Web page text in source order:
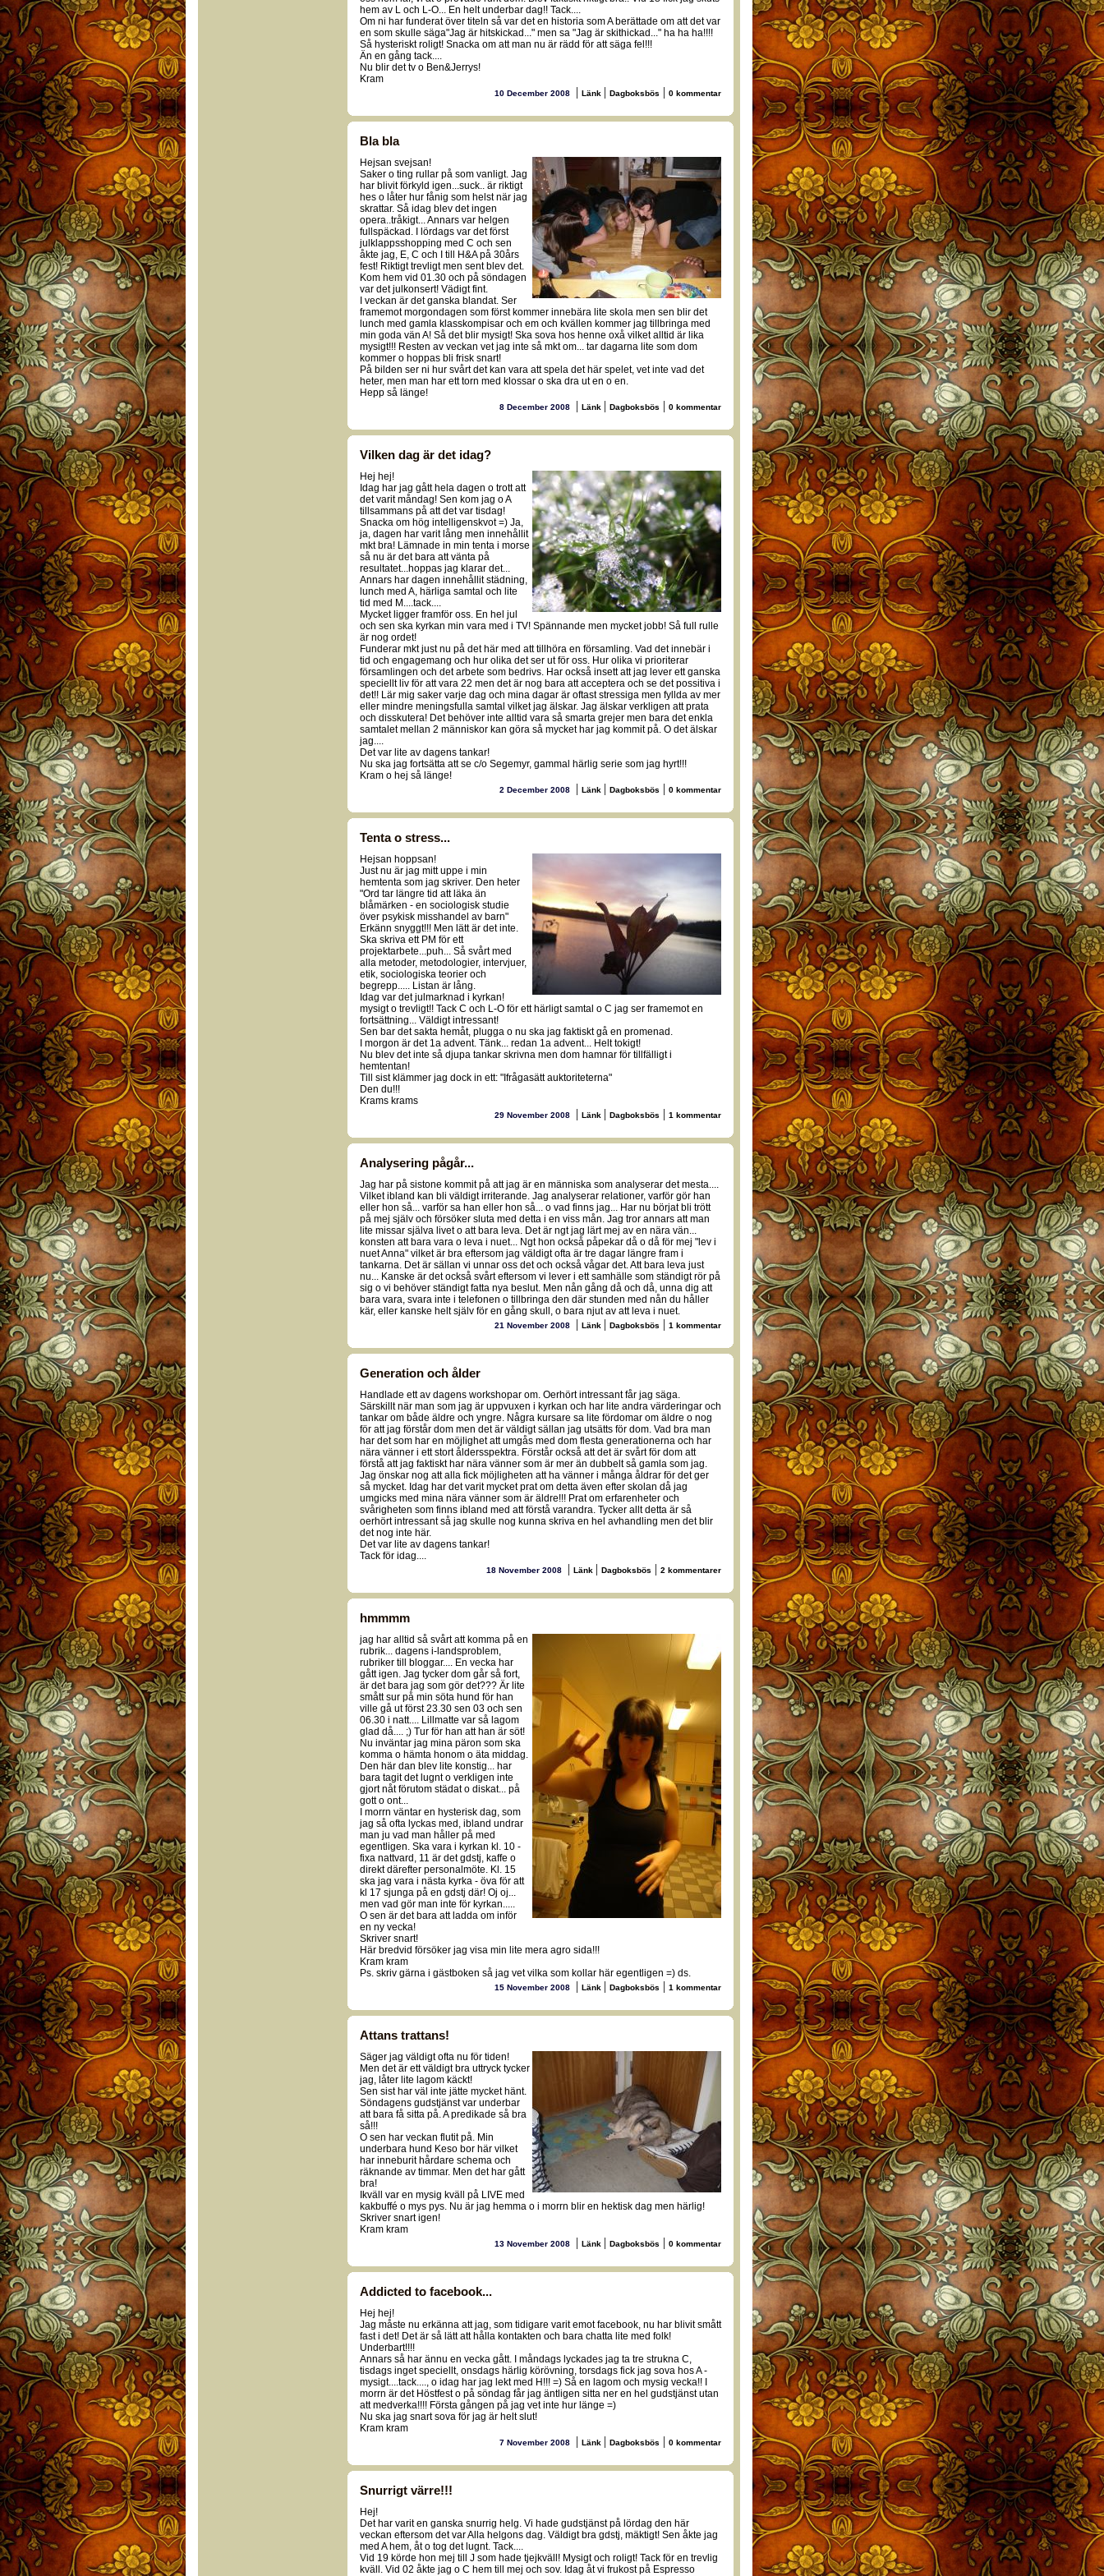
hem av L och L-O... En helt underbar dag!! Tack....
Om ni har funderat över titeln så var det en historia som A berättade om att det var
en som skulle säga"Jag är hitskickad..." men sa "Jag är skithickad..." ha ha ha!!!!
Så hysteriskt roligt! Snacka om att man nu är rädd för att säga fel!!!
Än en gång tack....
Nu blir det tv o Ben&Jerrys!
Kram
10 December 2008 | Länk | Dagboksbös | 0 kommentar
Bla bla
Hejsan svejsan!
Saker o ting rullar på som vanligt. Jag
har blivit förkyld igen...suck.. är riktigt
hes o låter hur fånig som helst när jag
skrattar. Så idag blev det ingen
opera..tråkigt... Annars var helgen
fullspäckad. I lördags var det först
julklappsshopping med C och sen
åkte jag, E, C och I till H&A på 30års
fest! Riktigt trevligt men sent blev det.
Kom hem vid 01.30 och på söndagen
var det julkonsert! Vädigt fint.
I veckan är det ganska blandat. Ser
framemot morgondagen som först kommer innebära lite skola men sen blir det
lunch med gamla klasskompisar och em och kvällen kommer jag tillbringa med
min goda vän A! Så det blir mysigt! Ska sova hos henne oxå vilket alltid är lika
mysigt!!! Resten av veckan vet jag inte så mkt om... tar dagarna lite som dom
kommer o hoppas bli frisk snart!
På bilden ser ni hur svårt det kan vara att spela det här spelet, vet inte vad det
heter, men man har ett torn med klossar o ska dra ut en o en.
Hepp så länge!
8 December 2008 | Länk | Dagboksbös | 0 kommentar
Vilken dag är det idag?
Hej hej!
Idag har jag gått hela dagen o trott att
det varit måndag! Sen kom jag o A
tillsammans på att det var tisdag!
Snacka om hög intelligenskvot =) Ja,
ja, dagen har varit lång men innehållit
mkt bra! Lämnade in min tenta i morse
så nu är det bara att vänta på
resultatet...hoppas jag klarar det...
Annars har dagen innehållit städning,
lunch med A, härliga samtal och lite
tid med M....tack....
Mycket ligger framför oss. En hel jul
och sen ska kyrkan min vara med i TV! Spännande men mycket jobb! Så full rulle
är nog ordet!
Funderar mkt just nu på det här med att tillhöra en församling. Vad det innebär i
tid och engagemang och hur olika det ser ut för oss. Hur olika vi prioriterar
församlingen och det arbete som bedrivs. Har också insett att jag lever ett ganska
speciellt liv för att vara 22 men det är nog bara att acceptera och se det possitiva i
det!! Lär mig saker varje dag och mina dagar är oftast stressiga men fyllda av mer
eller mindre meningsfulla samtal vilket jag älskar. Jag älskar verkligen att prata
och disskutera! Det behöver inte alltid vara så smarta grejer men bara det enkla
samtalet mellan 2 människor kan göra så mycket har jag kommit på. O det älskar
jag....
Det var lite av dagens tankar!
Nu ska jag fortsätta att se c/o Segemyr, gammal härlig serie som jag hyrt!!!
Kram o hej så länge!
2 December 2008 | Länk | Dagboksbös | 0 kommentar
Tenta o stress...
Hejsan hoppsan!
Just nu är jag mitt uppe i min
hemtenta som jag skriver. Den heter
"Ord tar längre tid att läka än
blåmärken - en sociologisk studie
över psykisk misshandel av barn"
Erkänn snyggt!!! Men lätt är det inte.
Ska skriva ett PM för ett
projektarbete...puh... Så svårt med
alla metoder, metodologier, intervjuer,
etik, sociologiska teorier och
begrepp..... Listan är lång.
Idag var det julmarknad i kyrkan!
mysigt o trevligt!! Tack C och L-O för ett härligt samtal o C jag ser framemot en
fortsättning... Väldigt intressant!
Sen bar det sakta hemåt, plugga o nu ska jag faktiskt gå en promenad.
I morgon är det 1a advent. Tänk... redan 1a advent... Helt tokigt!
Nu blev det inte så djupa tankar skrivna men dom hamnar för tillfälligt i
hemtentan!
Till sist klämmer jag dock in ett: "Ifrågasätt auktoriteterna"
Den du!!!
Krams krams
29 November 2008 | Länk | Dagboksbös | 1 kommentar
Analysering pågår...
Jag har på sistone kommit på att jag är en människa som analyserar det mesta....
Vilket ibland kan bli väldigt irriterande. Jag analyserar relationer, varför gör han
eller hon så... varför sa han eller hon så... o vad finns jag... Har nu börjat bli trött
på mej själv och försöker sluta med detta i en viss mån. Jag tror annars att man
lite missar själva livet o att bara leva. Det är ngt jag lärt mej av en nära vän...
konsten att bara vara o leva i nuet... Ngt hon också påpekar då o då för mej "lev i
nuet Anna" vilket är bra eftersom jag väldigt ofta är tre dagar längre fram i
tankarna. Det är sällan vi unnar oss det och också vågar det. Att bara leva just
nu... Kanske är det också svårt eftersom vi lever i ett samhälle som ständigt rör på
sig o vi behöver ständigt fatta nya beslut. Men nån gång då och då, unna dig att
bara vara, svara inte i telefonen o tillbringa den där stunden med nån du håller
kär, eller kanske helt själv för en gång skull, o bara njut av att leva i nuet.
21 November 2008 | Länk | Dagboksbös | 1 kommentar
Generation och ålder
Handlade ett av dagens workshopar om. Oerhört intressant får jag säga.
Särskillt när man som jag är uppvuxen i kyrkan och har lite andra värderingar och
tankar om både äldre och yngre. Några kursare sa lite fördomar om äldre o nog
för att jag förstår dom men det är väldigt sällan jag utsätts för dom. Vad bra man
har det som har en möjlighet att umgås med dom flesta generationerna och har
nära vänner i ett stort åldersspektra. Förstår också att det är svårt för dom att
förstå att jag faktiskt har nära vänner som är mer än dubbelt så gamla som jag.
Jag önskar nog att alla fick möjligheten att ha vänner i många åldrar för det ger
så mycket. Idag har det varit mycket prat om detta även efter skolan då jag
umgicks med mina nära vänner som är äldre!!! Prat om erfarenheter och
svårigheten som finns ibland med att förstå varandra. Tycker allt detta är så
oerhört intressant så jag skulle nog kunna skriva en hel avhandling men det blir
det nog inte här.
Det var lite av dagens tankar!
Tack för idag....
18 November 2008 | Länk | Dagboksbös | 2 kommentarer
hmmmm
jag har alltid så svårt att komma på en
rubrik... dagens i-landsproblem,
rubriker till bloggar.... En vecka har
gått igen. Jag tycker dom går så fort,
är det bara jag som gör det??? Är lite
smått sur på min söta hund för han
ville gå ut först 23.30 sen 03 och sen
06.30 i natt.... Lillmatte var så lagom
glad då.... ;) Tur för han att han är söt!
Nu inväntar jag mina päron som ska
komma o hämta honom o äta middag.
Den här dan blev lite konstig... har
bara tagit det lugnt o verkligen inte
gjort nåt förutom städat o diskat... på
gott o ont...
I morrn väntar en hysterisk dag, som
jag så ofta lyckas med, ibland undrar
man ju vad man håller på med
egentligen. Ska vara i kyrkan kl. 10 -
fixa nattvard, 11 är det gdstj, kaffe o
direkt därefter personalmöte. Kl. 15
ska jag vara i nästa kyrka - öva för att
kl 17 sjunga på en gdstj där! Oj oj...
men vad gör man inte för kyrkan.....
O sen är det bara att ladda om inför
en ny vecka!
Skriver snart!
Här bredvid försöker jag visa min lite mera agro sida!!!
Kram kram
Ps. skriv gärna i gästboken så jag vet vilka som kollar här egentligen =) ds.
15 November 2008 | Länk | Dagboksbös | 1 kommentar
Attans trattans!
Säger jag väldigt ofta nu för tiden!
Men det är ett väldigt bra uttryck tycker
jag, låter lite lagom käckt!
Sen sist har väl inte jätte mycket hänt.
Söndagens gudstjänst var underbar
att bara få sitta på. A predikade så bra
så!!!
O sen har veckan flutit på. Min
underbara hund Keso bor här vilket
har inneburit hårdare schema och
räknande av timmar. Men det har gått
bra!
Ikväll var en mysig kväll på LIVE med
kakbuffé o mys pys. Nu är jag hemma o i morrn blir en hektisk dag men härlig!
Skriver snart igen!
Kram kram
13 November 2008 | Länk | Dagboksbös | 0 kommentar
Addicted to facebook...
Hej hej!
Jag måste nu erkänna att jag, som tidigare varit emot facebook, nu har blivit smått
fast i det! Det är så lätt att hålla kontakten och bara chatta lite med folk!
Underbart!!!!
Annars så har ännu en vecka gått. I måndags lyckades jag ta tre strukna C,
tisdags inget speciellt, onsdags härlig körövning, torsdags fick jag sova hos A -
mysigt....tack...., o idag har jag lekt med H!!! =) Så en lagom och mysig vecka!! I
morrn är det Höstfest o på söndag får jag äntligen sitta ner en hel gudstjänst utan
att medverka!!!! Första gången på jag vet inte hur länge =)
Nu ska jag snart sova för jag är helt slut!
Kram kram
7 November 2008 | Länk | Dagboksbös | 0 kommentar
Snurrigt värre!!!
Hej!
Det har varit en ganska snurrig helg. Vi hade gudstjänst på lördag den här
veckan eftersom det var Alla helgons dag. Väldigt bra gdstj, mäktigt! Sen åkte jag
med A hem, åt o tog det lugnt. Tack....
Vid 19 körde hon mej till J som hade tjejkväll! Mysigt och roligt! Tack för en trevlig
kväll. Vid 02 åkte jag o C hem till mej och sov. Idag åt vi frukost på Espresso